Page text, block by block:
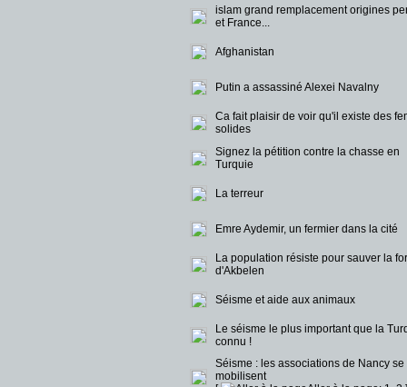
islam grand remplacement origines
et France...
Afghanistan
Putin a assassiné Alexei Navalny
Ca fait plaisir de voir qu'il existe des
solides
Signez la pétition contre la chasse en
Turquie
La terreur
Emre Aydemir, un fermier dans la cité
La population résiste pour sauver la
d'Akbelen
Séisme et aide aux animaux
Le séisme le plus important que la
connu !
Séisme : les associations de Nancy se
mobilisent